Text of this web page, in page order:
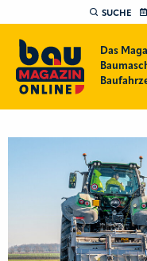
SUCHE
Das